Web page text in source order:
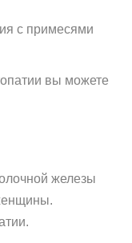
с примесями
вы можете
железы